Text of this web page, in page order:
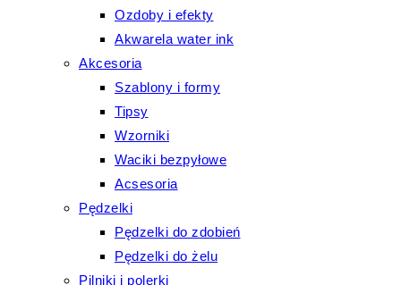
Ozdoby i efekty
Akwarela water ink
Akcesoria
Szablony i formy
Tipsy
Wzorniki
Waciki bezpyłowe
Acsesoria
Pędzelki
Pędzelki do zdobień
Pędzelki do żelu
Pilniki i polerki